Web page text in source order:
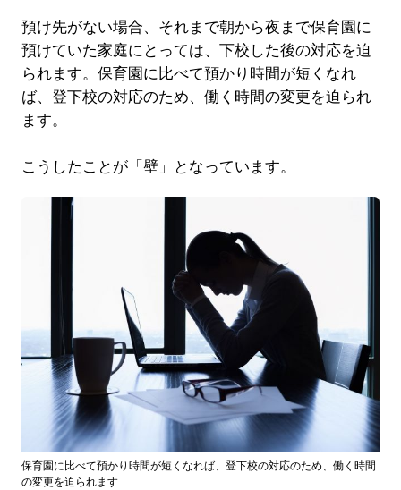
預け先がない場合、それまで朝から夜まで保育園に
預けていた家庭にとっては、下校した後の対応を迫
られます。保育園に比べて預かり時間が短くなれ
ば、登下校の対応のため、働く時間の変更を迫られ
ます。
こうしたことが「壁」となっています。
保育園に比べて預かり時間が短くなれば、登下校の対応のため、働く時間
の変更を迫られます